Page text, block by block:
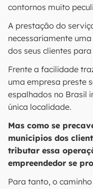
contornos muito
A prestação do
necessariamente
dos seus clientes
Frente a facilidade
uma empresa preste
espalhados no Brasil
única localidade.
Mas como se
municípios dos
tributar essa
empreendedor se
Para tanto, o